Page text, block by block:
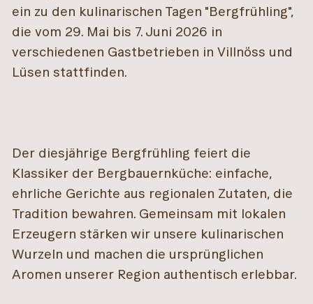
ein zu den kulinarischen Tagen "Bergfrühling",
die vom 29. Mai bis 7. Juni 2026 in
verschiedenen Gastbetrieben in Villnöss und
Lüsen stattfinden.
Der diesjährige Bergfrühling feiert die
Klassiker der Bergbauernküche: einfache,
ehrliche Gerichte aus regionalen Zutaten, die
Tradition bewahren. Gemeinsam mit lokalen
Erzeugern stärken wir unsere kulinarischen
Wurzeln und machen die ursprünglichen
Aromen unserer Region authentisch erlebbar.